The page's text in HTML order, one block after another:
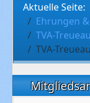
Aktuelle Seite:
Ehrungen
TVA-
TVA-